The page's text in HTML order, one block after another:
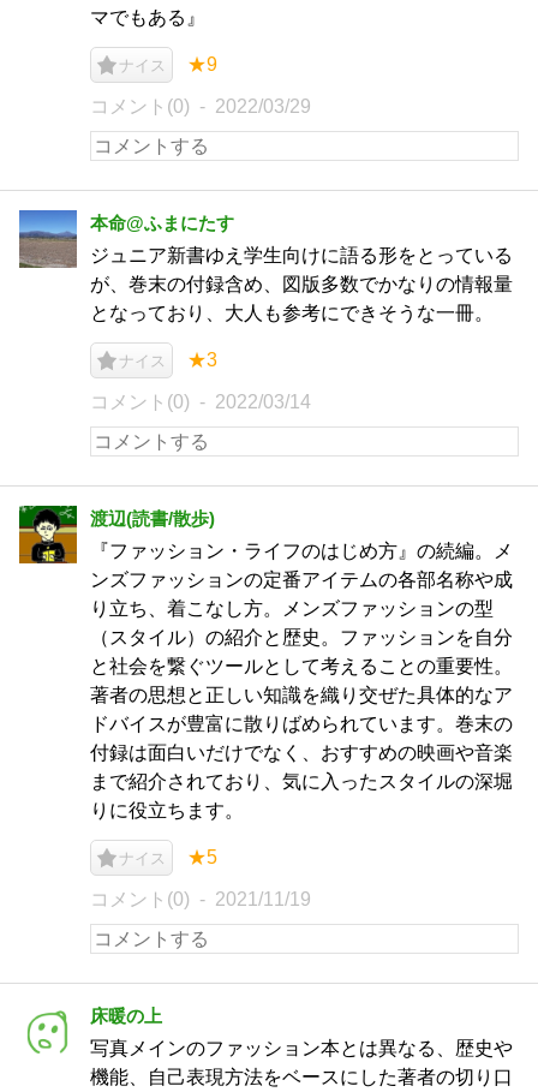
マでもある』
ナイス ★9
コメント(0) 2022/03/29
本命@ふまにたす
ジュニア新書ゆえ学生向けに語る形をとっている
が、巻末の付録含め、図版多数でかなりの情報量
となっており、大人も参考にできそうな一冊。
ナイス ★3
コメント(0) 2022/03/14
渡辺(読書/散歩)
『ファッション・ライフのはじめ方』の続編。メ
ンズファッションの定番アイテムの各部名称や成
り立ち、着こなし方。メンズファッションの型
（スタイル）の紹介と歴史。ファッションを自分
と社会を繋ぐツールとして考えることの重要性。
著者の思想と正しい知識を織り交ぜた具体的なア
ドバイスが豊富に散りばめられています。巻末の
付録は面白いだけでなく、おすすめの映画や音楽
まで紹介されており、気に入ったスタイルの深堀
りに役立ちます。
ナイス ★5
コメント(0) 2021/11/19
床暖の上
写真メインのファッション本とは異なる、歴史や
機能、自己表現方法をベースにした著者の切り口